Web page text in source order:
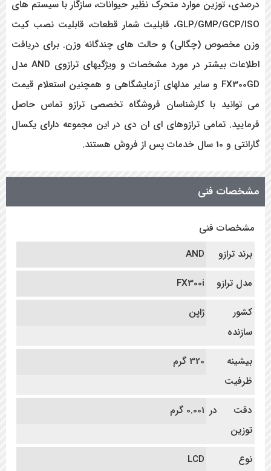
درصدی، توزین موارد متحرک نظیر حیوانات، سازگار با سیستم های
GLP/GMP/GCP/ISO، قابلیت شمار قطعات، قابلیت نصب کیت
وزن مخصوص (چگالی) و حالت های چندگانه وزن. برای دریافت
اطلاعات بیشتر در مورد مشخصات و ویژگیهای ترازوی AND مدل
FX300GD و سایر مدلهای آزمایشگاهی و همچنین استعلام قیمت
می توانید با کارشناسان فروشگاه تخصصی ترازو تماس حاصل
فرمایید. تمامی ترازوهای ای ان دی در این مجموعه دارای یکسال
گارانتی و 10 سال خدمات پس از فروش هستند.
مشخصات فنی
مشخصات فنی
برند ترازو
AND
مدل ترازو
FX300i
کشور
سازنده
ژاپن
بیشینه
ظرفیت
320 گرم
دقت در
توزین
0.001 گرم
نوع
LCD